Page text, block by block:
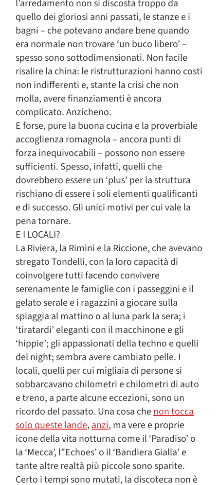
l’arredamento non si discosta troppo da
quello dei gloriosi anni passati, le stanze e i
bagni – che potevano andare bene quando
era normale non trovare ‘un buco libero’ –
spesso sono sottodimensionati. Non facile
risalire la china: le ristrutturazioni hanno costi
non indifferenti e, stante la crisi che non
molla, avere finanziamenti è ancora
complicato. Anzicheno.
E forse, pure la buona cucina e la proverbiale
accoglienza romagnola – ancora punti di
forza inequivocabili – possono non essere
sufficienti. Spesso, infatti, quelli che
dovrebbero essere un ‘plus’ per la struttura
rischiano di essere i soli elementi qualificanti
e di successo. Gli unici motivi per cui vale la
pena tornare.
E I LOCALI?
La Riviera, la Rimini e la Riccione, che avevano
stregato Tondelli, con la loro capacità di
coinvolgere tutti facendo convivere
serenamente le famiglie con i passeggini e il
gelato serale e i ragazzini a giocare sulla
spiaggia al mattino o al luna park la sera; i
‘tiratardi’ eleganti con il macchinone e gli
‘hippie’; gli appassionati della techno e quelli
del night; sembra avere cambiato pelle. I
locali, quelli per cui migliaia di persone si
sobbarcavano chilometri e chilometri di auto
e treno, a parte alcune eccezioni, sono un
ricordo del passato. Una cosa chenon tocca
solo queste lande,anzi, ma vere e proprie
icone della vita notturna come il ‘Paradiso’ o
la ‘Mecca’, l”Echoes’ o il ‘Bandiera Gialla’ e
tante altre realtà più piccole sono sparite.
Certo i tempi sono mutati, la discoteca non è